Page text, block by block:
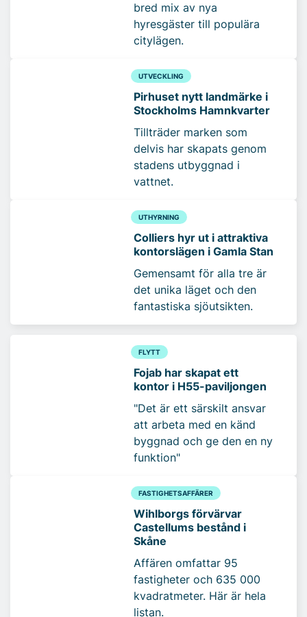
bred mix av nya
hyresgäster till populära
citylägen.
UTVECKLING
Pirhuset nytt landmärke i
Stockholms Hamnkvarter
Tillträder marken som
delvis har skapats genom
stadens utbyggnad i
vattnet.
UTHYRNING
Colliers hyr ut i attraktiva
kontorslägen i Gamla Stan
Gemensamt för alla tre är
det unika läget och den
fantastiska sjöutsikten.
FLYTT
Fojab har skapat ett
kontor i H55-paviljongen
"Det är ett särskilt ansvar
att arbeta med en känd
byggnad och ge den en ny
funktion"
FASTIGHETSAFFÄRER
Wihlborgs förvärvar
Castellums bestånd i
Skåne
Affären omfattar 95
fastigheter och 635 000
kvadratmeter. Här är hela
listan.